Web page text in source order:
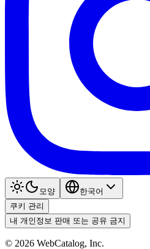
모양
한국어
쿠키 관리
내 개인정보 판매 또는 공유 금지
© 2026 WebCatalog, Inc.